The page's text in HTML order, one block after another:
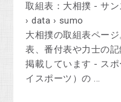
取組表：大相撲 - サ
› data › sumo
大相撲の取組表ペー
表、番付表や力士の
掲載しています - ス
イスポーツ）の ...